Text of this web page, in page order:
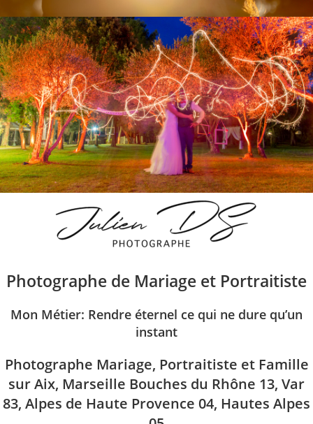
Photographe de Mariage et Portraitiste
Mon Métier: Rendre éternel ce qui ne dure qu’un
instant
Photographe Mariage, Portraitiste et Famille
sur Aix, Marseille Bouches du Rhône 13, Var
83, Alpes de Haute Provence 04, Hautes Alpes